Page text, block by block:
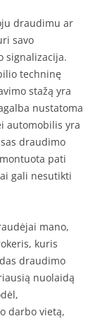
draudimu ar
savo
signalizacija.
techninę
stažą yra
nustatoma
automobilis yra
draudimo
pati
gali nesutikti
mano,
kuris
draudimo
nuolaidą
darbo vietą,